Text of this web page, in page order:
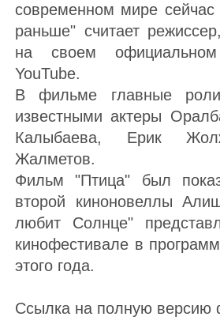
современном мире
раньше" считает
на своем
YouTube.
В фильме главные
известными актеры
Калыбаева, Ерик
Жалметов.
Фильм "Птица" был
второй киноновеллы
любит Солнце"
кинофестивале в
этого года.
Ссылка на полную